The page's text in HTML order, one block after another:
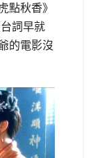
點秋香》
詞早就
的電影沒